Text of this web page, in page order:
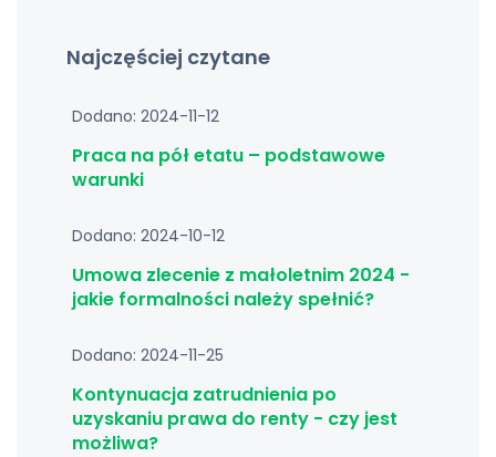
Najczęściej czytane
Dodano: 2024-11-12
Praca na pół etatu – podstawowe
warunki
Dodano: 2024-10-12
Umowa zlecenie z małoletnim 2024 -
jakie formalności należy spełnić?
Dodano: 2024-11-25
Kontynuacja zatrudnienia po
uzyskaniu prawa do renty - czy jest
możliwa?